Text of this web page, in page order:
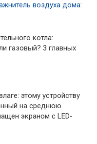
воздуха дома:
котла:
газовый? 3 главных
этому устройству
на среднюю
экраном с LED-